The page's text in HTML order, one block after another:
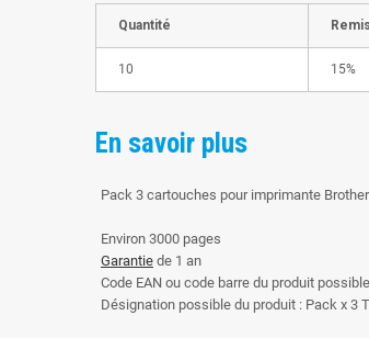
Quantité
10 15%
En savoir plus
Pack 3 cartouches pour imprimante
Environ 3000 pages
Garantie de 1 an
Code EAN ou code barre du produit
Désignation possible du produit : Pack x 3